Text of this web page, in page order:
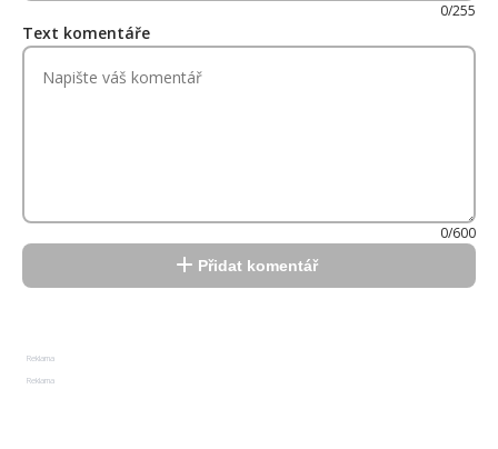
0/255
Text komentáře
0/600
Přidat komentář
Reklama
Reklama